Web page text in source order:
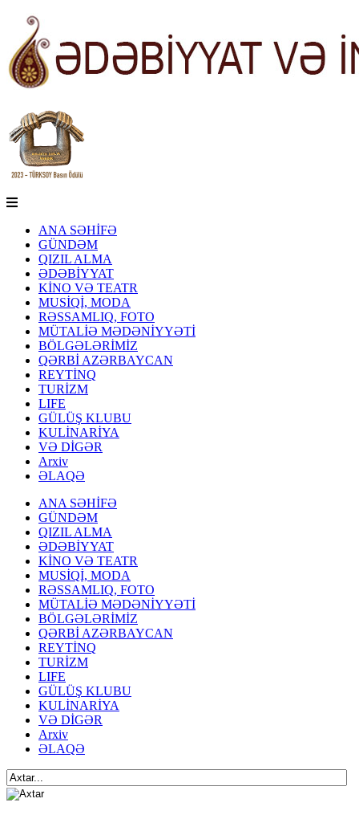
ANA SƏHİFƏ
GÜNDƏM
QIZIL ALMA
ƏDƏBİYYAT
KİNO VƏ TEATR
MUSİQİ, MODA
RƏSSAMLIQ, FOTO
MÜTALİƏ MƏDƏNİYYƏTİ
BÖLGƏLƏRİMİZ
QƏRBİ AZƏRBAYCAN
REYTİNQ
TURİZM
LIFE
GÜLÜŞ KLUBU
KULİNARİYA
VƏ DİGƏR
Arxiv
ƏLAQƏ
ANA SƏHİFƏ
GÜNDƏM
QIZIL ALMA
ƏDƏBİYYAT
KİNO VƏ TEATR
MUSİQİ, MODA
RƏSSAMLIQ, FOTO
MÜTALİƏ MƏDƏNİYYƏTİ
BÖLGƏLƏRİMİZ
QƏRBİ AZƏRBAYCAN
REYTİNQ
TURİZM
LIFE
GÜLÜŞ KLUBU
KULİNARİYA
VƏ DİGƏR
Arxiv
ƏLAQƏ